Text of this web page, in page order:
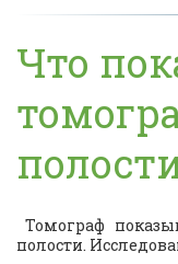
Что
Томограф
полости.